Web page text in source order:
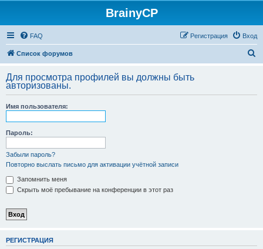
BrainyCP
FAQ Вход
Регистрация
Список форумов
с
Для просмотра профилей вы должны быть
авторизованы.
Имя пользователя:
Пароль:
Забыли пароль?
Повторно выслать письмо для активации учётной записи
Запомнить меня
Скрыть моё пребывание на конференции в этот раз
РЕГИСТРАЦИЯ